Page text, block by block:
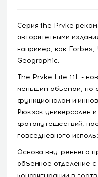
Серия the Prvke
авторитетными
например, как Forbes,
Geographic.
The Prvke Lite 11L -
меньшим объёмом, но
функционалом и
Рюкзак универсален
фотопутешествий,
повседневного
Основа внутреннего
объемное отделение
конфигурации в